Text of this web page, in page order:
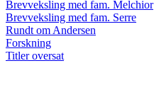
Brevveksling med fam. Melchior
Brevveksling med fam. Serre
Rundt om Andersen
Forskning
Titler oversat